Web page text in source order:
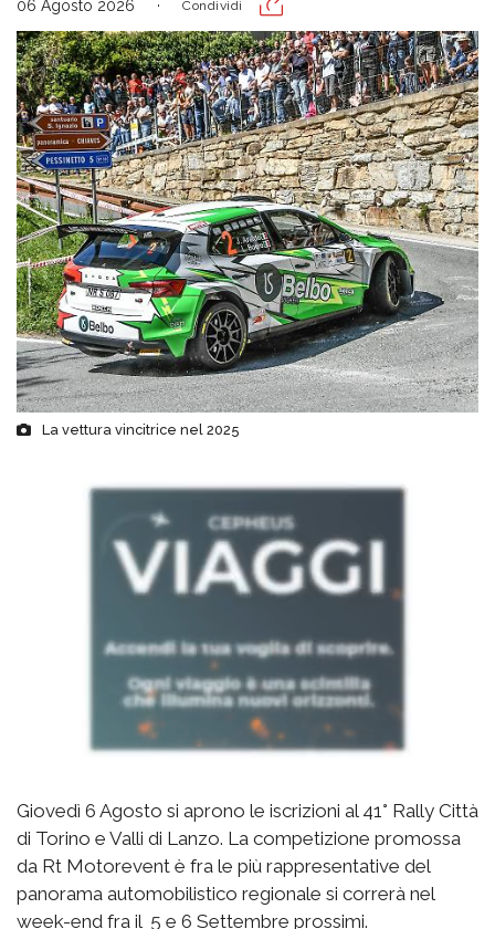
06 Agosto 2026 Condividi
La vettura vincitrice nel 2025
Giovedì 6 Agosto si aprono le iscrizioni al 41° Rally Città
di Torino e Valli di Lanzo. La competizione promossa
da Rt Motorevent è fra le più rappresentative del
panorama automobilistico regionale si correrà nel
week-end fra il 5 e 6 Settembre prossimi.